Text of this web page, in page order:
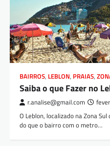
BAIRROS, LEBLON, PRAIAS,
Saiba o que Fazer no
r.analise@gmail.com
O Leblon, localizado na Zona
do que o bairro com o metro…